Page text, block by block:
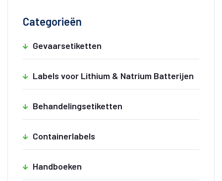
Categorieën
Gevaarsetiketten
Labels voor Lithium & Natrium Batterijen
Behandelingsetiketten
Containerlabels
Handboeken